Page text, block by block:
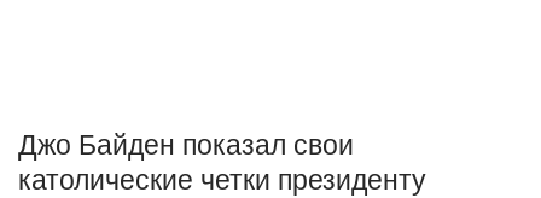
Джо Байден показал свои
католические четки президенту